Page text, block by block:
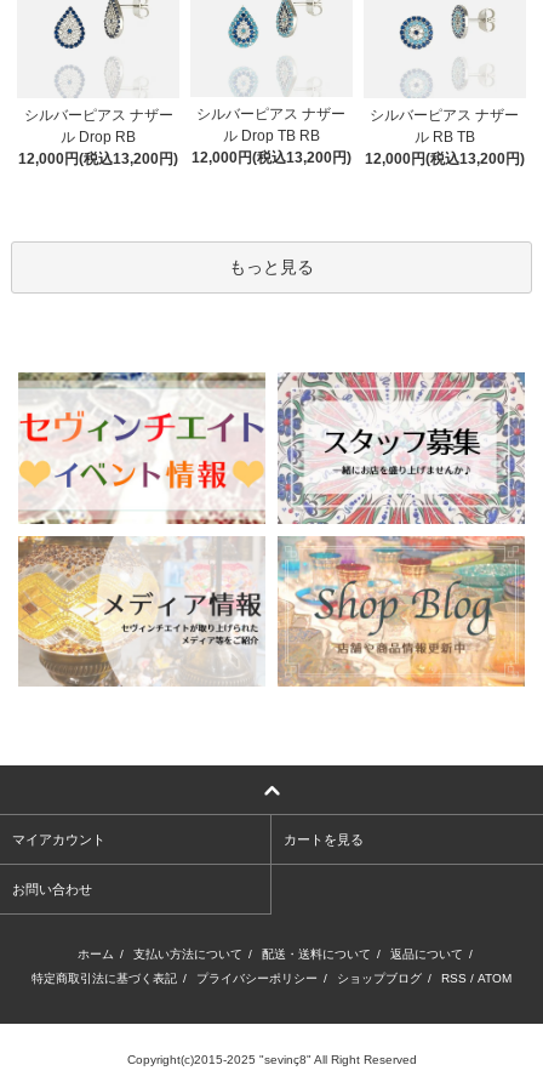
シルバーピアス ナザー
ル Drop RB
12,000円(税込13,200円)
シルバーピアス ナザー
ル Drop TB RB
12,000円(税込13,200円)
シルバーピアス ナザー
ル RB TB
12,000円(税込13,200円)
もっと見る
マイアカウント カートを見る
お問い合わせ
ホーム / 支払い方法について / 配送・送料について / 返品について /
特定商取引法に基づく表記 / プライバシーポリシー / ショップブログ / RSS / ATOM
Copyright(c)2015-2025 "sevinç8" All Right Reserved